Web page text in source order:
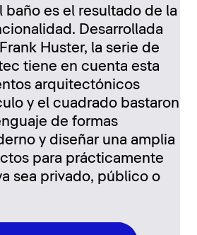
baño es el resultado de la
Desarrollada
Huster, la serie de
tiene en cuenta esta
arquitectónicos
y el cuadrado bastaron
de formas
y diseñar una amplia
para prácticamente
sea privado, público o